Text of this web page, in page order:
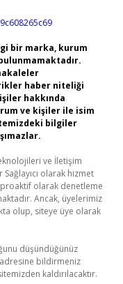
bir marka, kurum
haber niteliği
hakkında
ve kişiler ile isim
bilgiler
ve İletişim
olarak hizmet
olarak denetleme
Ancak, üyelerimiz
olup, siteye üye olarak
düşündüğünüz
adresine bildirmeniz
kaldırılacaktır.